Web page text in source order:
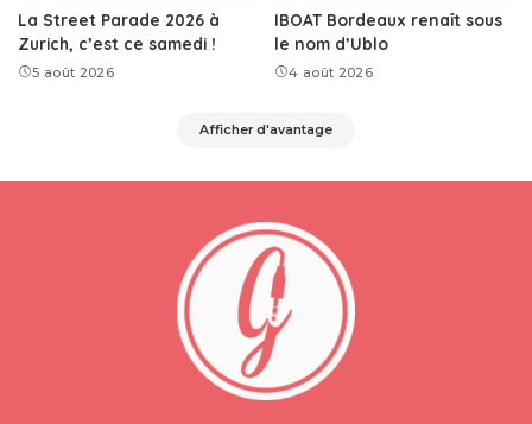
La Street Parade 2026 à
Zurich, c’est ce samedi !
5 août 2026
IBOAT Bordeaux renaît sous
le nom d’Ublo
4 août 2026
Afficher d'avantage